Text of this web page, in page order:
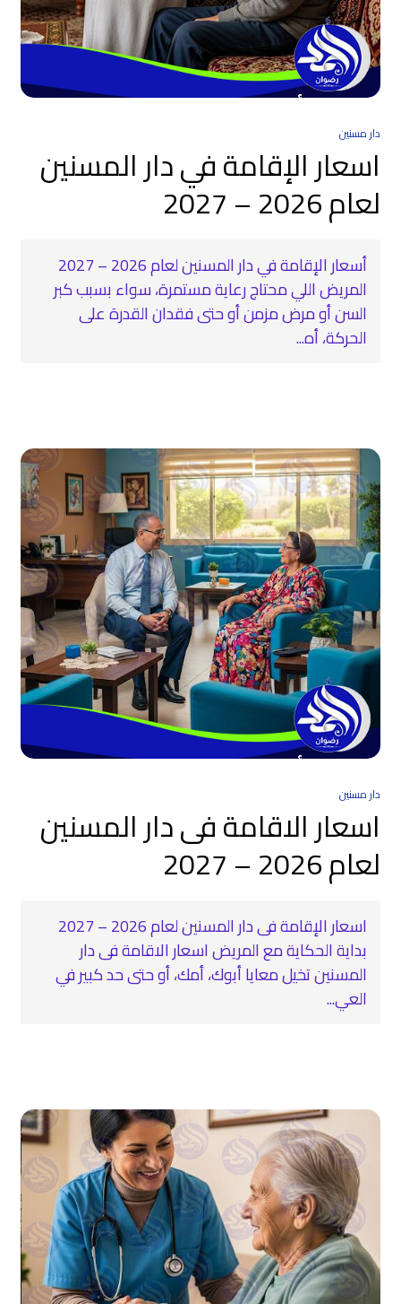
دار مسنين
اسعار الإقامة في دار المسنين
لعام 2026 – 2027
أسعار الإقامة في دار المسنين لعام 2026 – 2027
المريض اللي محتاج رعاية مستمرة، سواء بسبب كبر
السن أو مرض مزمن أو حتى فقدان القدرة على
الحركة، أه...
دار مسنين
اسعار الاقامة فى دار المسنين
لعام 2026 – 2027
اسعار الإقامة فى دار المسنين لعام 2026 – 2027
بداية الحكاية مع المريض اسعار الاقامة فى دار
المسنين تخيل معايا أبوك، أمك، أو حتى حد كبير في
العي...